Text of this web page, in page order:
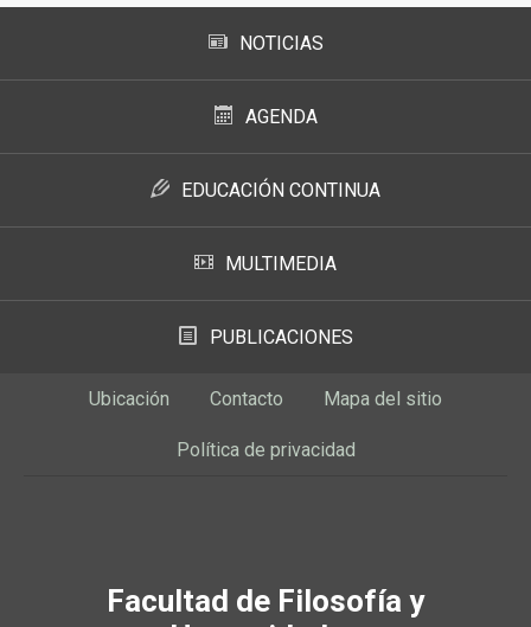
NOTICIAS
AGENDA
EDUCACIÓN CONTINUA
MULTIMEDIA
PUBLICACIONES
Ubicación Contacto Mapa del sitio
Política de privacidad
Facultad de Filosofía y